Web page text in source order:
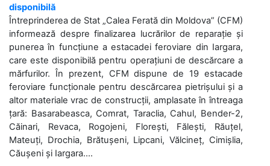
disponibilă
Întreprinderea de Stat „Calea Ferată din Moldova” (CFM)
informează despre finalizarea lucrărilor de reparație și
punerea în funcțiune a estacadei feroviare din Iargara,
care este disponibilă pentru operațiuni de descărcare a
mărfurilor. În prezent, CFM dispune de 19 estacade
feroviare funcționale pentru descărcarea pietrișului și a
altor materiale vrac de construcții, amplasate în întreaga
țară: Basarabeasca, Comrat, Taraclia, Cahul, Bender-2,
Căinari, Revaca, Rogojeni, Florești, Fălești, Răuțel,
Mateuți, Drochia, Brătușeni, Lipcani, Vălcineț, Cimișlia,
Căușeni și Iargara....